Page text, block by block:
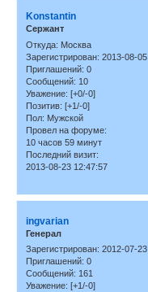
Konstantin
Сержант
Откуда: Москва
Зарегистрирован: 2013-08-05
Приглашений: 0
Сообщений: 10
Уважение: [+0/-0]
Позитив: [+1/-0]
Пол: Мужской
Провел на форуме:
10 часов 59 минут
Последний визит:
2013-08-23 12:47:57
ingvarian
Генерал
Зарегистрирован: 2012-07-23
Приглашений: 0
Сообщений: 161
Уважение: [+1/-0]